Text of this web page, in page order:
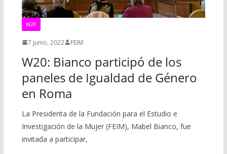
W20
7 junio, 2022 FEIM
W20: Bianco participó de los
paneles de Igualdad de Género
en Roma
La Presidenta de la Fundación para el Estudio e
Investigación de la Mujer (FEIM), Mabel Bianco, fue
invitada a participar,